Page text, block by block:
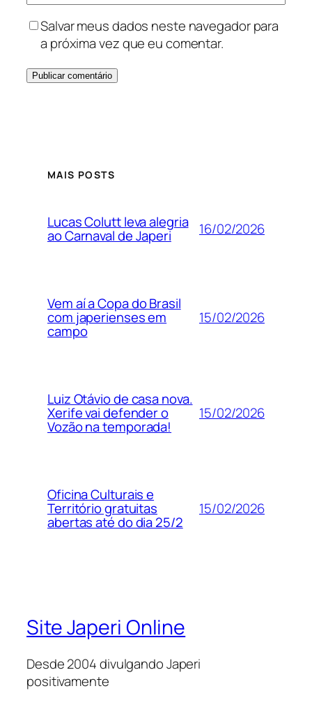
Salvar meus dados neste navegador para
a próxima vez que eu comentar.
MAIS POSTS
Lucas Colutt leva alegria
ao Carnaval de Japeri 16/02/2026
Vem aí a Copa do Brasil
com japerienses em
campo
15/02/2026
Luiz Otávio de casa nova.
Xerife vai defender o
Vozão na temporada!
15/02/2026
Oficina Culturais e
Território gratuitas
abertas até do dia 25/2
15/02/2026
Site Japeri Online
Desde 2004 divulgando Japeri
positivamente